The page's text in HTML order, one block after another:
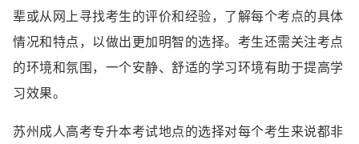
辈或从网上寻找考生的评价和经验，了解每个考点的具体
情况和特点，以做出更加明智的选择。考生还需关注考点
的环境和氛围，一个安静、舒适的学习环境有助于提高学
习效果。
苏州成人高考专升本考试地点的选择对每个考生来说都非